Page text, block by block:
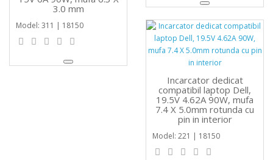
3.0 mm
Model: 311 | 18150
Incarcator dedicat
compatibil laptop Dell,
19.5V 4.62A 90W, mufa
7.4 X 5.0mm rotunda cu
pin in interior
Model: 221 | 18150